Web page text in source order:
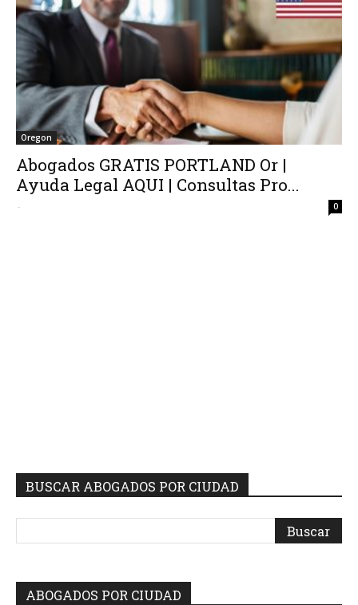
Oregon
Abogados GRATIS PORTLAND Or |
Ayuda Legal AQUI | Consultas Pro...
- 0
BUSCAR ABOGADOS POR CIUDAD
ABOGADOS POR CIUDAD